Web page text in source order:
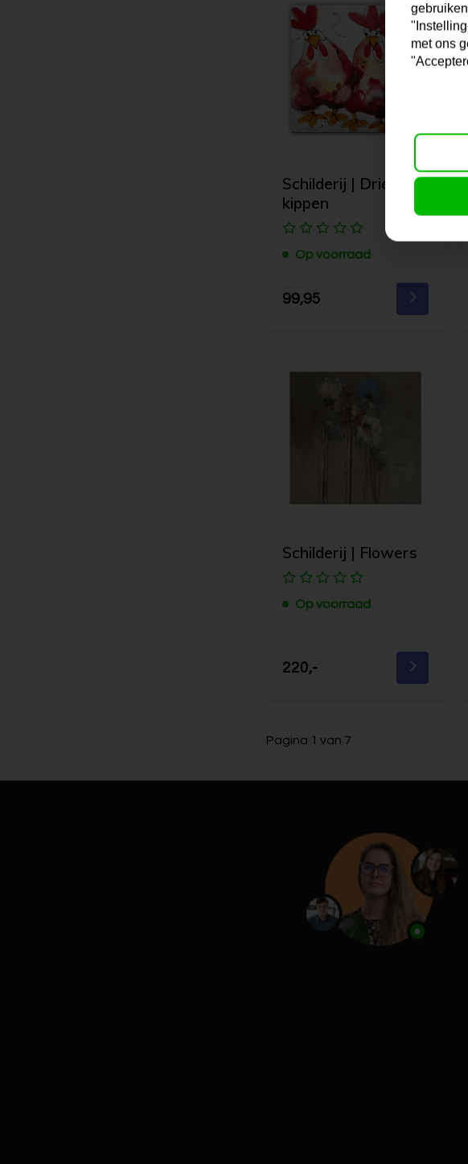
Schilderij | Drie rode
kippen
Op voorraad
99,95
Schilderij | Flowers
Op voorraad
220,-
Pagina 1 van 7
met ons